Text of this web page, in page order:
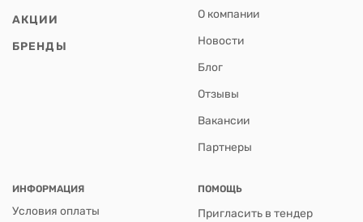
АКЦИИ
БРЕНДЫ
О компании
Новости
Блог
Отзывы
Вакансии
Партнеры
ИНФОРМАЦИЯ
Условия оплаты
ПОМОЩЬ
Пригласить в тендер